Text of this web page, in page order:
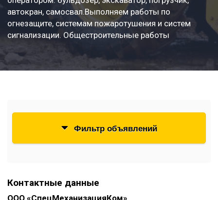
автокран, самосвал.Выполняем работы по
огнезащите, системам пожаротушения и систем
сигнализации. Общестроительные работы
Контактные данные
ООО «СпецМеханизацияКом»
Фильтр объявлений